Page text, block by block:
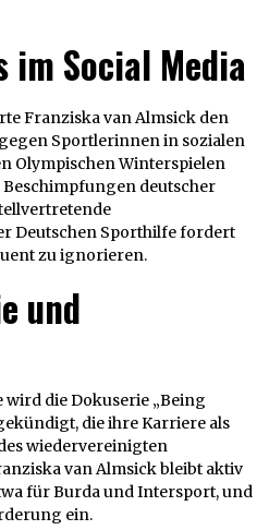
Social Media
Franziska van Almsick den
Sportlerinnen in sozialen
Olympischen Winterspielen
deutscher
Deutschen Sporthilfe fordert
zu ignorieren.
und
die Dokuserie „Being
die ihre Karriere als
wiedervereinigten
van Almsick bleibt aktiv
für Burda und Intersport, und
ein.